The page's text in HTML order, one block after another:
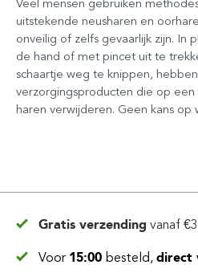
Veel mensen gebruiken
uitstekende neusharen en
onveilig of zelfs gevaarlijk zijn. In
de hand of met pincet uit te
schaartje weg te knippen,
verzorgingsproducten die op
haren verwijderen. Geen kans op
Gratis verzending vanaf
Voor 15:00 besteld, direct